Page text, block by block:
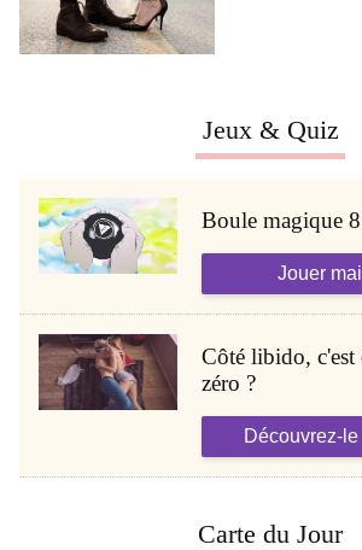
Jeux & Quiz
Boule magique 8
Jouer
Côté libido, c'est
zéro ?
Découvrez-
Carte du Jour